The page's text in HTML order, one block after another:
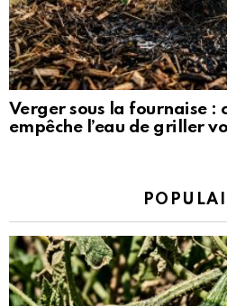
Verger sous la fournaise :
empêche l’eau de griller